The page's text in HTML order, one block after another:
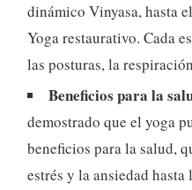
dinámico Vinyasa, hasta
Yoga restaurativo. Cada
las posturas, la
Beneficios para la
demostrado que el yoga
beneficios para la salud,
estrés y la ansiedad